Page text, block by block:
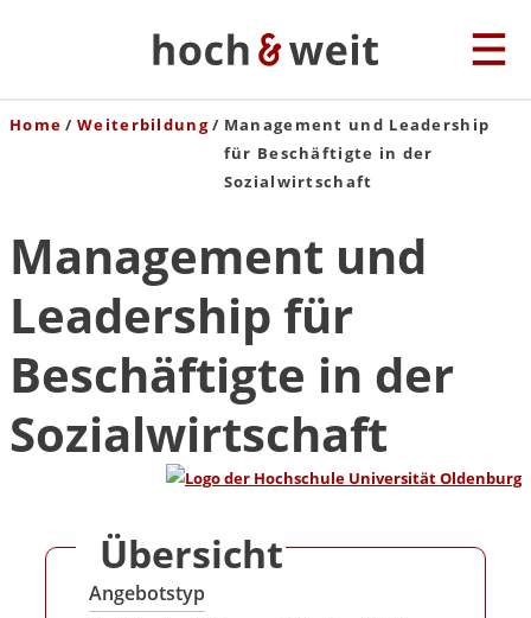
Home Weiterbildung
Management und Leadership
für Beschäftigte in der
Sozialwirtschaft
Management und
Leadership für
Beschäftigte in der
Sozialwirtschaft
Übersicht
Angebotstyp